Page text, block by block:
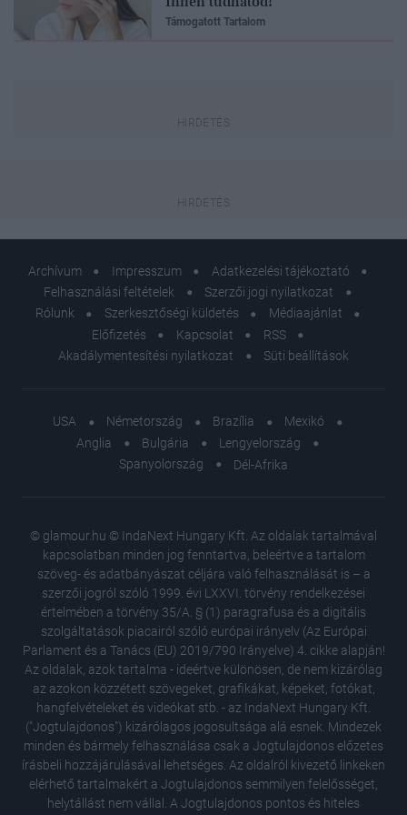
Támogatott Tartalom
Archívum Impresszum
Adatkezelési tájékoztató
Felhasználási feltételek
Szerzői jogi nyilatkozat
Rólunk
Szerkesztőségi küldetés
Médiaajánlat
Előfizetés
Kapcsolat
RSS
Akadálymentesítési nyilatkozat
Süti beállítások
USA Németország Brazília
Mexikó
Anglia
Bulgária
Lengyelország
Spanyolország
Dél-Afrika
© glamour.hu © IndaNext Hungary Kft. Az oldalak tartalmával
kapcsolatban minden jog fenntartva, beleértve a tartalom
szöveg- és adatbányászat céljára való felhasználását is – a
szerzői jogról szóló 1999. évi LXXVI. törvény rendelkezései
értelmében a törvény 35/A. § (1) paragrafusa és a digitális
szolgáltatások piacairól szóló európai irányelv (Az Európai
Parlament és a Tanács (EU) 2019/790 Irányelve) 4. cikke alapján!
Az oldalak, azok tartalma - ideértve különösen, de nem kizárólag
az azokon közzétett szövegeket, grafikákat, képeket, fotókat,
hangfelvételeket és videókat stb. - az IndaNext Hungary Kft.
("Jogtulajdonos") kizárólagos jogosultsága alá esnek. Mindezek
minden és bármely felhasználása csak a Jogtulajdonos előzetes
írásbeli hozzájárulásával lehetséges. Az oldalról kivezető linkeken
elérhető tartalmakért a Jogtulajdonos semmilyen felelősséget,
helytállást nem vállal. A Jogtulajdonos pontos és hiteles